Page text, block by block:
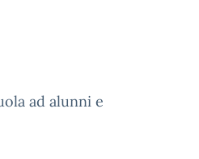
ad alunni e